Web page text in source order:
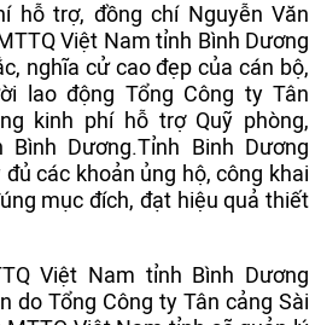
hỗ trợ, đồng chí Nguyễn Văn
Việt Nam tỉnh Bình Dương
nghĩa cử cao đẹp của cán bộ,
lao động Tổng Công ty Tân
kinh phí hỗ trợ Quỹ phòng,
Bình Dương.Tỉnh Binh Dương
các khoản ủng hộ, công khai
mục đích, đạt hiệu quả thiết
Việt Nam tỉnh Bình Dương
do Tổng Công ty Tân cảng Sài